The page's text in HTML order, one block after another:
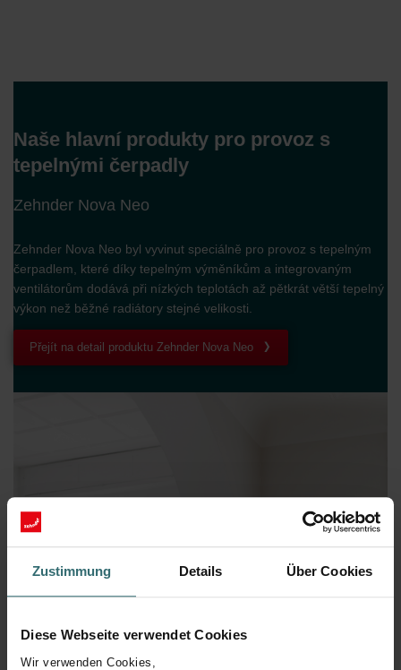
Zustimmung Details Über Cookies
Diese Webseite verwendet Cookies
Wir verwenden Cookies,
Naše hlavní produkty pro provoz s
tepelnými čerpadly
Zehnder Nova Neo
Zehnder Nova Neo byl vyvinut speciálně pro provoz s tepelným
čerpadlem, které díky tepelným výměníkům a integrovaným
ventilátorům dodává při nízkých teplotách až pětkrát větší tepelný
výkon než běžné radiátory stejné velikosti.
Přejít na detail produktu Zehnder Nova Neo